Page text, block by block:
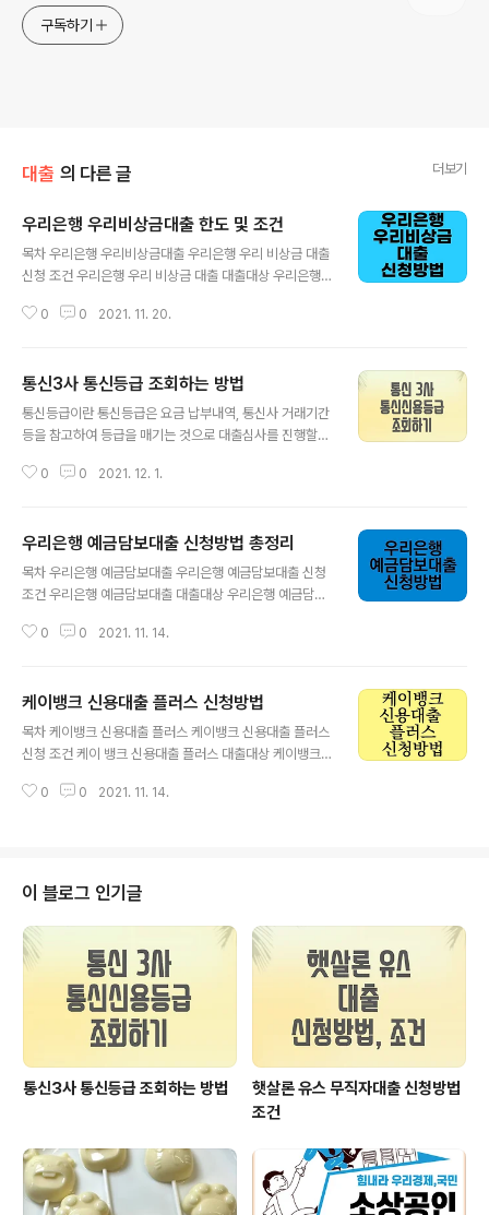
구독하기
대출 의 다른 글 더보기
우리은행 우리비상금대출 한도 및 조건
목차 우리은행 우리비상금대출 우리은행 우리 비상금 대출
신청 조건 우리은행 우리 비상금 대출 대출대상 우리은행
금리 우리은행 우리비상금대출 연체이자 안내 우리은행 우
금대출 우리은행 우리 비상금 대출은 통신 3사 SKT, KT,
LG U+ 이용고객이고 CB 1~6 구간이면 누구나 신청 가
능한 대출 상품입니다. 통신 등급을 활용하여 직장, 소득 따
인해보시길 바랍니다. ▶우리은행 우리 비상금 대출 알아
0 0 2021. 11. 20.
통신3사 통신등급 조회하는 방법
통신등급이란 통신등급은 요금 납부내역, 통신사 거래기간
등을 참고하여 등급을 매기는 것으로 대출심사를 진행할
는 등급입니다. 직업과 소득이 없어도 통신등급을 명목으
폰을 사용하는 분들은 통신등급이 부여되지 않고 KT,SK
T,LG U+ 3사만 조회가능합니다. 통신등급 조회하는 방
법 SKT통신등급 조회 SKT 통신사 회원만 조회 가능합니
겠습니다. 2. 휴대폰 본인인증후 하단에 더보기 에서 신용
0 0 2021. 12. 1.
우리은행 예금담보대출 신청방법 총정리
목차 우리은행 예금담보대출 우리은행 예금담보대출 신청
조건 우리은행 예금담보대출 대출대상 우리은행 예금담보
예금담보대출 유의사항 우리은행 예금담보대출 신청방법
하며 예금, 적금을 담보로 편리하게 신청하는 상품입니다.
우리은행에 본인 명의로 예금 적금 신탁을 가입한 개인 또
는 개인사업자 고객은 대출 대상에 해당됩니다. 더 자세한
대출 알아보기 우리은행 예금담보대출 신청 조건 우리은행
0 0 2021. 11. 14.
케이뱅크 신용대출 플러스 신청방법
목차 케이뱅크 신용대출 플러스 케이뱅크 신용대출 플러스
신청 조건 케이 뱅크 신용대출 플러스 대출대상 케이뱅크
금리 케이뱅크 신용대출 플러스 연체이자 안내 케이뱅크
담없이 추가한도 신용대출입니다. 소득증빙서류 제출없이
인증서로 간단대출신청이 가능하며 최대 1억 만원까지 입
니다. 케이뱅크 대출 신청수 중간에 언제든지 갚아도 되며
중도상환해약금 면제 상품입니다. 더 자세한 내용은 아래
에서 확인하시길 바랍니다. 케이뱅크 신용대출 플러스 알
아보기 케이뱅크 신용대출 플러스 신청 조건 케이뱅크 신
0 0 2021. 11. 14.
이 블로그 인기글
통신3사 통신등급 조회하는 방법
햇살론 유스 무직자대출 신청방법
조건